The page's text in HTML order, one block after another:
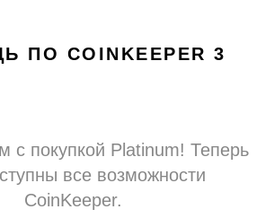
ПО COINKEEPER 3
с покупкой Platinum! Теперь
все возможности
CoinKeeper.